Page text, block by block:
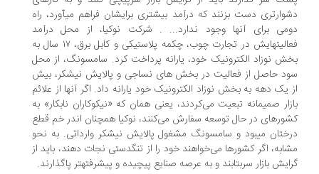
دست بزنند که درآمد بیشتری برایشان فراهم می‏آورد، راه
‏برای آنها وجود ندارد... . شرکت نوکیا، از محل درآمد
فعالیتهایش در تجارت چوب، چکمه پلاستیکی و کابل برق، ۱۷ سال به
نوزاد الکترونیک خود، یارانه ‏پرداخت کرد. سامسونگ، از محل
حاصل از فعالیت در بخش های نساجی‏ و پالایش نیشکر، بیش
یک دهه به بخش نوزاد الکترونیک خود یارانه داد. اگر آنها از علائم
صمیمانه تبعیت می‌کردند، یعنی همان که «نیکوکاران نابکار» به
در حال‏ توسعه سفارش می‌کنند، نوکیا همچنان اندر خم قطع‏
می‏بود و سامسونگ مشغول پالایش نیشکر وارداتی. به نحو
اگر کشورها می‌خواهند خود را از تنگدستی نجات دهند، باید از
بازار سربتابند و به عرصه‏ صنایع پیچیده و پیشرفته‏تر پاگذارند.